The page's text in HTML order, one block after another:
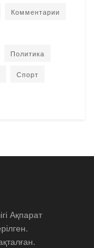
Комментарии
Политика
Спорт
Ақпарат